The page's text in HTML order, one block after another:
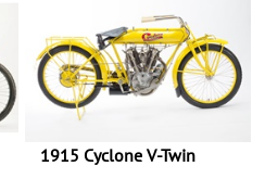
1915 Cyclone V-Twin